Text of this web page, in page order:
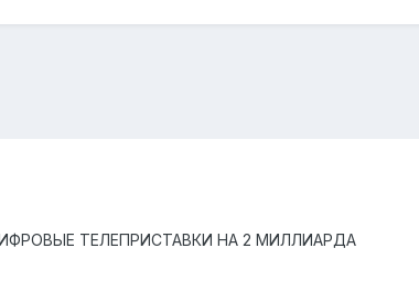
ТЕЛЕПРИСТАВКИ НА 2 МИЛЛИАРДА